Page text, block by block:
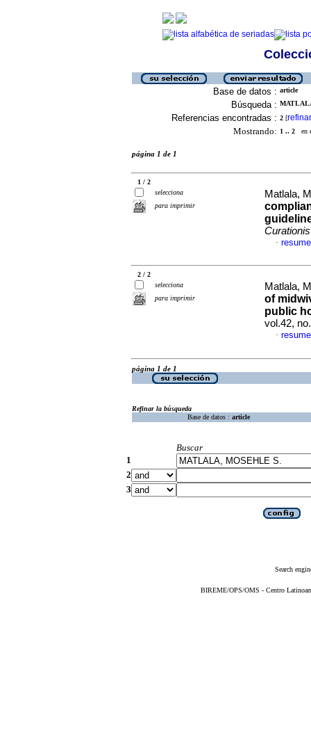
Base de datos : article
Búsqueda :
Referencias encontradas : 2 [refinar
Mostrando: 1 .. 2 en
página 1 de 1
1 / 2
selecciona
para imprimir
Matlala,
Curationis
·
2 / 2
selecciona
para imprimir
Matlala,
of
public
vol.42,
·
página 1 de 1
Refinar la búsqueda
Base de datos : article
Buscar
1
2
3
Search
BIREME/OPS/OMS - Centro